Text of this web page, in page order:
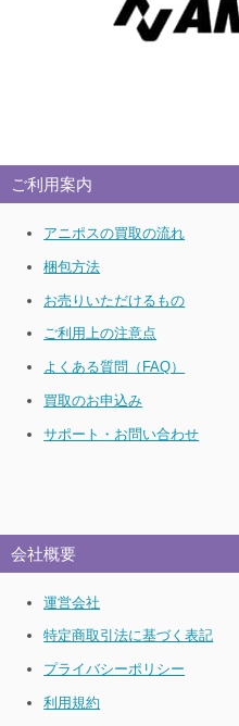
ご利用案内
アニポスの買取の流れ
梱包方法
お売りいただけるもの
ご利用上の注意点
よくある質問（FAQ）
買取のお申込み
サポート・お問い合わせ
会社概要
運営会社
特定商取引法に基づく表記
プライバシーポリシー
利用規約